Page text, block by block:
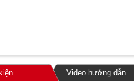
Video hướng dẫn